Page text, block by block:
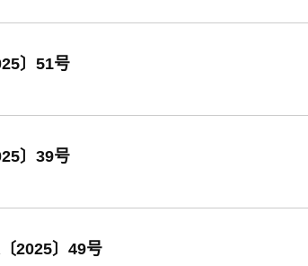
〕51号
〕39号
2025〕49号